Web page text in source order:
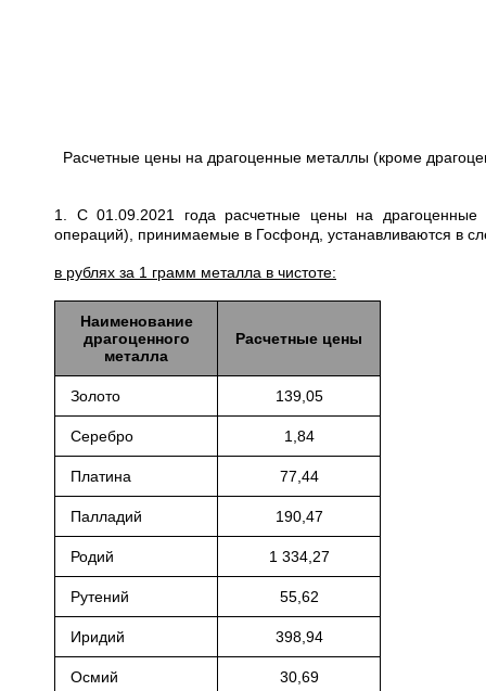
Расчетные цены на драгоценные металлы (кроме
1. С 01.09.2021 года расчетные цены на драгоценные
операций), принимаемые в Госфонд, устанавливаются в
в рублях за 1 грамм металла в чистоте:
Наименование
драгоценного
металла
Расчетные цены
Золото 139,05
Серебро 1,84
Платина 77,44
Палладий 190,47
Родий 1 334,27
Рутений 55,62
Иридий 398,94
Осмий 30,69